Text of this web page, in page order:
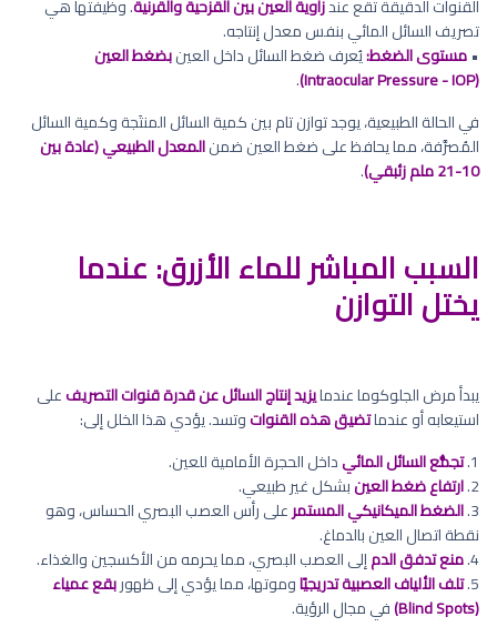
القنوات الدقيقة تقع عندزاوية العين بين القزحية والقرنية. وظيفتها هي
تصريف السائل المائي بنفس معدل إنتاجه.
•مستوى الضغط:يُعرف ضغط السائل داخل العينبضغط العين
(Intraocular Pressure - IOP)
.
في الحالة الطبيعية، يوجد توازن تام بين كمية السائل المنتَجة وكمية السائل
المُصرَّفة، مما يحافظ على ضغط العين ضمنالمعدل الطبيعي (عادة بين
10-21 ملم زئبقي)
.
السبب المباشر للماء الأزرق: عندما
يختل التوازن
يبدأ مرض الجلوكوما عندمايزيد إنتاج السائل عن قدرة قنوات التصريفعلى
استيعابه أو عندماتضيق هذه القنواتوتسد. يؤدي هذا الخلل إلى:
1. تجمُّع السائل المائيداخل الحجرة الأمامية للعين.
2. ارتفاع ضغط العينبشكل غير طبيعي.
3. الضغط الميكانيكي المستمرعلى رأس العصب البصري الحساس، وهو
نقطة اتصال العين بالدماغ.
4. منع تدفق الدمإلى العصب البصري، مما يحرمه من الأكسجين والغذاء.
5. تلف الألياف العصبية تدريجيًاوموتها، مما يؤدي إلى ظهوربقع عمياء
(Blind Spots)
في مجال الرؤية.